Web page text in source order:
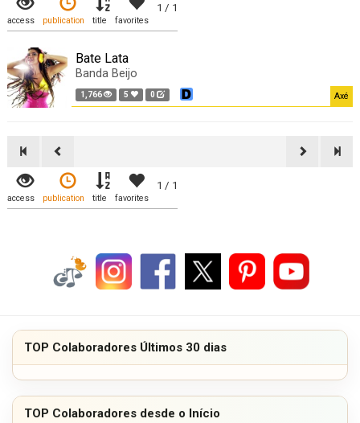
1 / 1
access publication title favorites
Bate Lata
Banda Beijo
1,766 5 0 Axé
1 / 1
access publication title favorites
TOP Colaboradores Últimos 30 dias
TOP Colaboradores desde o Início